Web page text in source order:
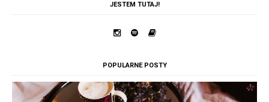
JESTEM TUTAJ!
POPULARNE POSTY